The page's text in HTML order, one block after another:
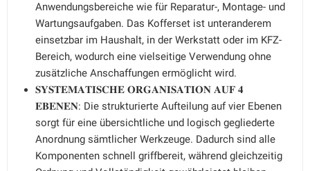
Anwendungsbereiche wie für Reparatur-, Montage- und
Wartungsaufgaben. Das Kofferset ist unteranderem
einsetzbar im Haushalt, in der Werkstatt oder im KFZ-
Bereich, wodurch eine vielseitige Verwendung ohne
zusätzliche Anschaffungen ermöglicht wird.
𝐒𝐘𝐒𝐓𝐄𝐌𝐀𝐓𝐈𝐒𝐂𝐇𝐄 𝐎𝐑𝐆𝐀𝐍𝐈𝐒𝐀𝐓𝐈𝐎𝐍 𝐀𝐔𝐅 𝟒
𝐄𝐁𝐄𝐍𝐄𝐍: Die strukturierte Aufteilung auf vier Ebenen
sorgt für eine übersichtliche und logisch gegliederte
Anordnung sämtlicher Werkzeuge. Dadurch sind alle
Komponenten schnell griffbereit, während gleichzeitig